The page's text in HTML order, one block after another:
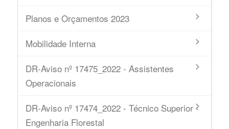
Planos e Orçamentos 2023
Mobilidade Interna
DR-Aviso nº 17475_2022 - Assistentes
Operacionais
DR-Aviso nº 17474_2022 - Técnico Superior -
Engenharia Florestal